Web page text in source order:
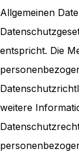
Allgemeinen
entspricht. Die
weitere